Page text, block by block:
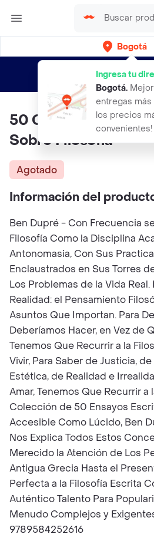
Bogotá
Ingresa tu
Bogotá.
entregas más
los precios
convenientes!
envíos gratis por
50 Cosas Que Hay
Sobre Filosofía
Agotado
Información del
Ben Dupré - Con Frecuencia
Filosofía Como la Disciplina
Antonomasia, Con Sus
Enclaustrados en Sus Torres
Los Problemas de la Vida
Realidad: el Pensamiento
Asuntos Que Importan. Para
Deberíamos Hacer, en Vez de
Tenemos Que Recurrir a la
Vivir, Para Saber de Justicia,
Estética, de Realidad e
Amar, Tenemos Que Recurrir a
Colección de 50 Ensayos
Accesible Como Lúcido, Ben
Nos Explica Todos Estos
Merecido la Atención de Los
Antigua Grecia Hasta el
Perfecta a la Filosofía Escrita
Auténtico Talento Para
Menudo Complejos y
9789584252616